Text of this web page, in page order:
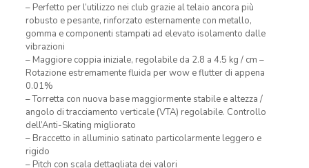
– Perfetto per l’utilizzo nei club grazie al telaio ancora più
robusto e pesante, rinforzato esternamente con metallo,
gomma e componenti stampati ad elevato isolamento dalle
vibrazioni
– Maggiore coppia iniziale, regolabile da 2.8 a 4.5 kg / cm –
Rotazione estremamente fluida per wow e flutter di appena
0.01%
– Torretta con nuova base maggiormente stabile e altezza /
angolo di tracciamento verticale (VTA) regolabile. Controllo
dell’Anti-Skating migliorato
– Braccetto in alluminio satinato particolarmente leggero e
rigido
– Pitch con scala dettagliata dei valori